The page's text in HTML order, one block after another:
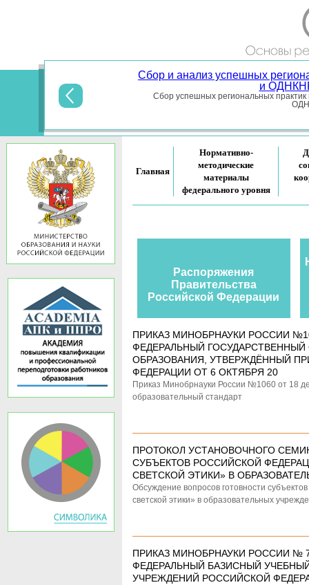
Сбор и анализ успешных
и
Сбор успешных региональных
Главная
Нормативно-
методические
материалы
федерального уровня
Распоряжения
Правительства
Российской Федерации
ПРИКАЗ МИНОБРНАУКИ РОССИИ
ФЕДЕРАЛЬНЫЙ
ОБРАЗОВАНИЯ, УТВЕРЖДЁННЫЙ
ФЕДЕРАЦИИ ОТ 6 ОКТЯБРЯ 20
Приказ Минобрнауки России №1060 от 18
образовательный стандарт
ПРОТОКОЛ УСТАНОВОЧНОГО
СУБЪЕКТОВ РОССИЙСКОЙ
СВЕТСКОЙ ЭТИКИ» В
Обсуждение вопросов готовности
светской этики» в образовательных
ПРИКАЗ МИНОБРНАУКИ РОССИИ №
ФЕДЕРАЛЬНЫЙ БАЗИСНЫЙ
УЧРЕЖДЕНИЙ РОССИЙСКОЙ